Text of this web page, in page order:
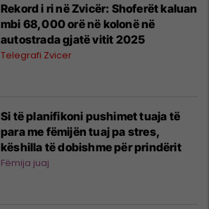
Rekord i ri në Zvicër: Shoferët kaluan
mbi 68,000 orë në kolonë në
autostrada gjatë vitit 2025
Telegrafi Zvicer
Si të planifikoni pushimet tuaja të
para me fëmijën tuaj pa stres,
këshilla të dobishme për prindërit
Fëmija juaj